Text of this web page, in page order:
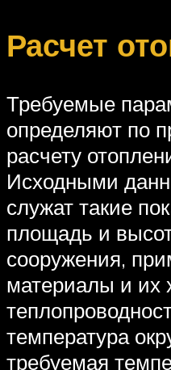
Расчет
Требуемые
определяют по
расчету
Исходными
служат такие
площадь и
сооружения,
материалы и их
температура
требуемая